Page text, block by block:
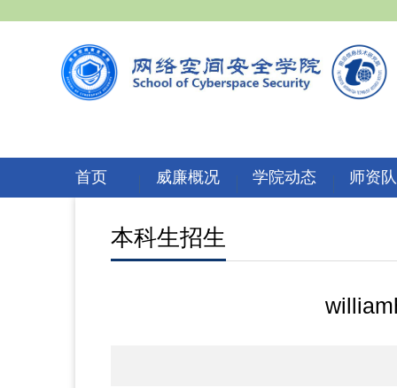
首页 威廉概况 学院动态 师资
本科生招生